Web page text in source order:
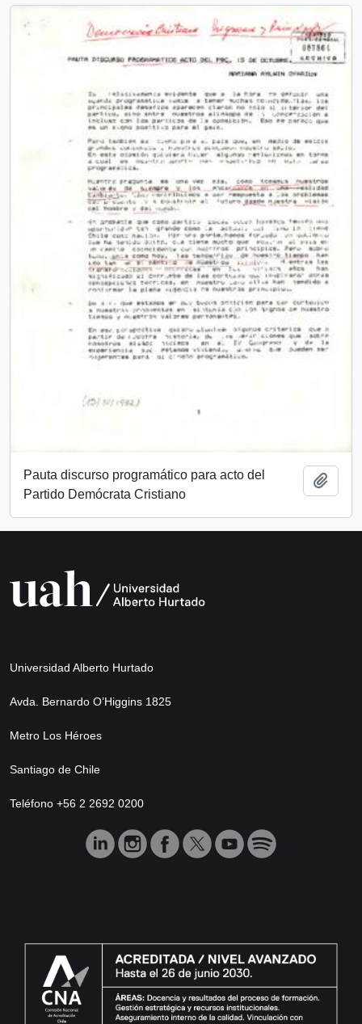
Pauta discurso programático para acto del
Partido Demócrata Cristiano
Universidad Alberto Hurtado
Avda. Bernardo O’Higgins 1825
Metro Los Héroes
Santiago de Chile
Teléfono +56 2 2692 0200